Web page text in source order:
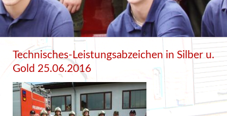
Technisches-Leistungsabzeichen in Silber u.
Gold 25.06.2016